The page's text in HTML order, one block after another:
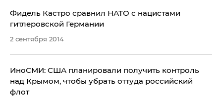
Фидель Кастро сравнил НАТО с нацистами
гитлеровской Германии
2 сентября 2014
ИноСМИ: США планировали получить контроль
над Крымом, чтобы убрать оттуда российский
флот